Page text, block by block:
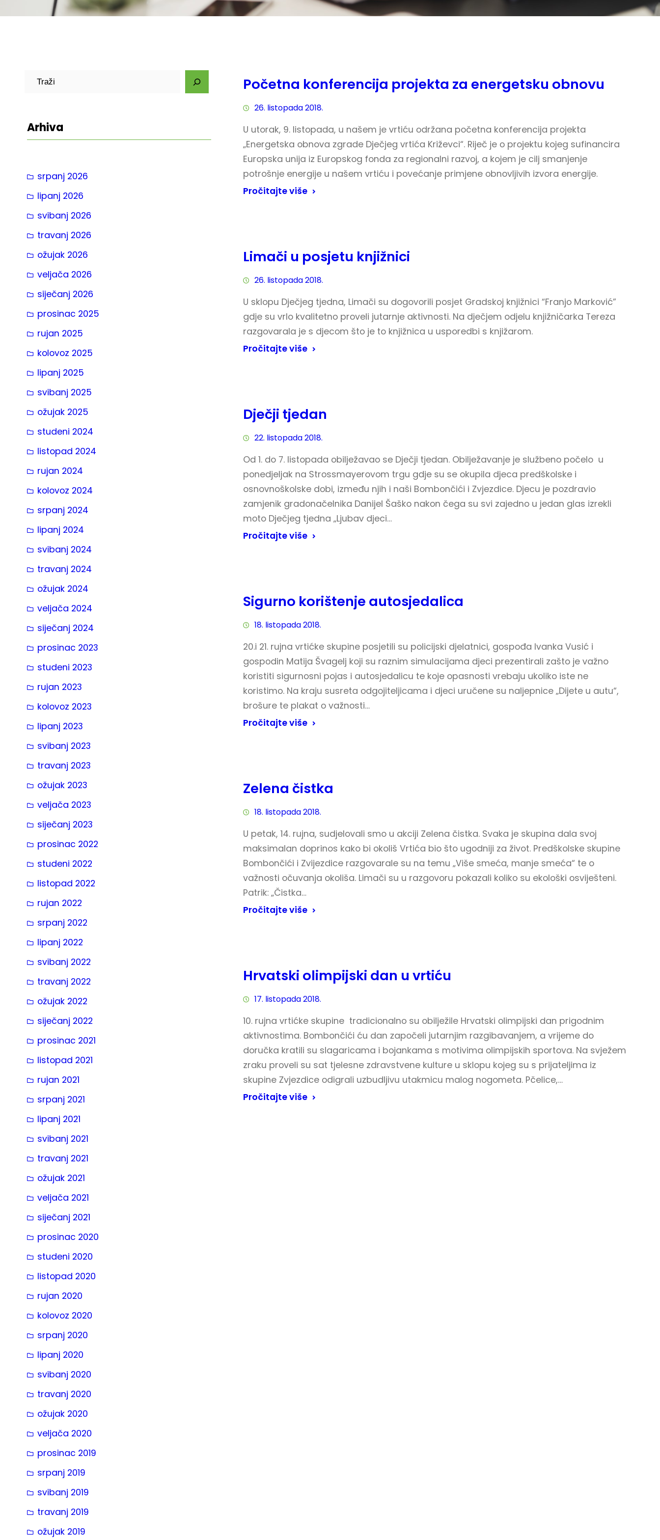
a
Arhiva
srpanj 2026
lipanj 2026
svibanj 2026
travanj 2026
ožujak 2026
veljača 2026
siječanj 2026
prosinac 2025
rujan 2025
kolovoz 2025
lipanj 2025
svibanj 2025
ožujak 2025
studeni 2024
listopad 2024
rujan 2024
kolovoz 2024
srpanj 2024
lipanj 2024
svibanj 2024
travanj 2024
ožujak 2024
veljača 2024
siječanj 2024
prosinac 2023
studeni 2023
rujan 2023
kolovoz 2023
lipanj 2023
svibanj 2023
travanj 2023
ožujak 2023
veljača 2023
siječanj 2023
prosinac 2022
studeni 2022
listopad 2022
rujan 2022
srpanj 2022
lipanj 2022
svibanj 2022
travanj 2022
ožujak 2022
siječanj 2022
prosinac 2021
listopad 2021
rujan 2021
srpanj 2021
lipanj 2021
svibanj 2021
travanj 2021
ožujak 2021
veljača 2021
siječanj 2021
prosinac 2020
studeni 2020
listopad 2020
rujan 2020
kolovoz 2020
srpanj 2020
lipanj 2020
svibanj 2020
travanj 2020
ožujak 2020
veljača 2020
prosinac 2019
srpanj 2019
svibanj 2019
travanj 2019
ožujak 2019
Početna konferencija projekta za energetsku obnovu
26. listopada 2018.
U utorak, 9. listopada, u našem je vrtiću održana početna konferencija projekta
„Energetska obnova zgrade Dječjeg vrtića Križevci“. Riječ je o projektu kojeg sufinancira
Europska unija iz Europskog fonda za regionalni razvoj, a kojem je cilj smanjenje
potrošnje energije u našem vrtiću i povećanje primjene obnovljivih izvora energije.
Pročitajte više
Limači u posjetu knjižnici
26. listopada 2018.
U sklopu Dječjeg tjedna, Limači su dogovorili posjet Gradskoj knjižnici “Franjo Marković”
gdje su vrlo kvalitetno proveli jutarnje aktivnosti. Na dječjem odjelu knjižničarka Tereza
razgovarala je s djecom što je to knjižnica u usporedbi s knjižarom.
Pročitajte više
Dječji tjedan
22. listopada 2018.
Od 1. do 7. listopada obilježavao se Dječji tjedan. Obilježavanje je službeno počelo u
ponedjeljak na Strossmayerovom trgu gdje su se okupila djeca predškolske i
osnovnoškolske dobi, između njih i naši Bombončići i Zvjezdice. Djecu je pozdravio
zamjenik gradonačelnika Danijel Šaško nakon čega su svi zajedno u jedan glas izrekli
moto Dječjeg tjedna „Ljubav djeci…
Pročitajte više
Sigurno korištenje autosjedalica
18. listopada 2018.
20.i 21. rujna vrtićke skupine posjetili su policijski djelatnici, gospođa Ivanka Vusić i
gospodin Matija Švagelj koji su raznim simulacijama djeci prezentirali zašto je važno
koristiti sigurnosni pojas i autosjedalicu te koje opasnosti vrebaju ukoliko iste ne
koristimo. Na kraju susreta odgojiteljicama i djeci uručene su naljepnice „Dijete u autu“,
brošure te plakat o važnosti…
Pročitajte više
Zelena čistka
18. listopada 2018.
U petak, 14. rujna, sudjelovali smo u akciji Zelena čistka. Svaka je skupina dala svoj
maksimalan doprinos kako bi okoliš Vrtića bio što ugodniji za život. Predškolske skupine
Bombončići i Zvijezdice razgovarale su na temu „Više smeća, manje smeća“ te o
važnosti očuvanja okoliša. Limači su u razgovoru pokazali koliko su ekološki osviješteni.
Patrik: „Čistka…
Pročitajte više
Hrvatski olimpijski dan u vrtiću
17. listopada 2018.
10. rujna vrtićke skupine tradicionalno su obilježile Hrvatski olimpijski dan prigodnim
aktivnostima. Bombončići ću dan započeli jutarnjim razgibavanjem, a vrijeme do
doručka kratili su slagaricama i bojankama s motivima olimpijskih sportova. Na svježem
zraku proveli su sat tjelesne zdravstvene kulture u sklopu kojeg su s prijateljima iz
skupine Zvjezdice odigrali uzbudljivu utakmicu malog nogometa. Pčelice,…
Pročitajte više